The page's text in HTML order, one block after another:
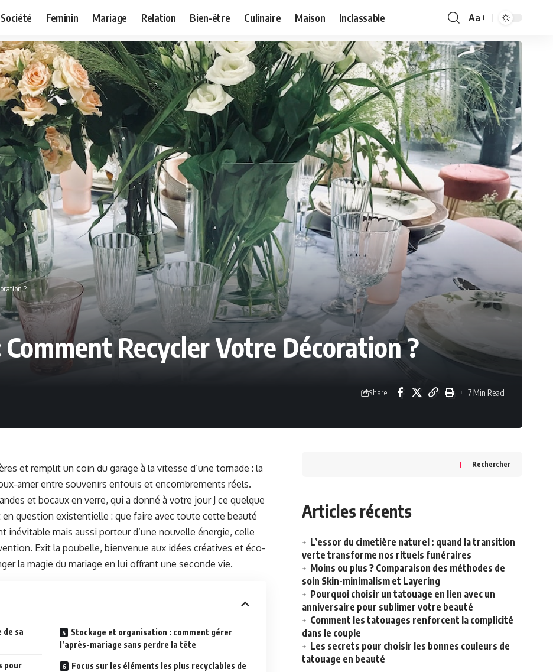
Feminin Mariage Relation Bien-être Culinaire Maison Inclassable
Font
Resizer
Aa
?
Recycler Votre Décoration ?
Share 7 Min Read
et remplit un coin du garage à la vitesse d’une tornade : la
amer entre souvenirs enfouis et encombrements réels.
et bocaux en verre, qui a donné à votre jour J ce quelque
question existentielle : que faire avec toute cette beauté
inévitable mais aussi porteur d’une nouvelle énergie, celle
Exit la poubelle, bienvenue aux idées créatives et éco-
la magie du mariage en lui offrant une seconde vie.
de sa
pour
Stockage et organisation : comment gérer
l’après-mariage sans perdre la tête
Focus sur les éléments les plus recyclables de
Rechercher
Articles récents
L’essor du cimetière naturel : quand la transition
verte transforme nos rituels funéraires
Moins ou plus ? Comparaison des méthodes de
soin Skin-minimalism et Layering
Pourquoi choisir un tatouage en lien avec un
anniversaire pour sublimer votre beauté
Comment les tatouages renforcent la complicité
dans le couple
Les secrets pour choisir les bonnes couleurs de
tatouage en beauté